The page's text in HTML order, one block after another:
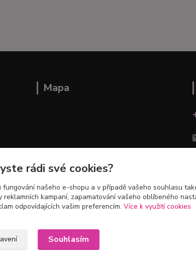
Mapa
rádi své cookies?
našeho e-shopu a v případě vašeho souhlasu
kampaní, zapamatování vašeho oblíbeného
odpovídajících vašim preferencím. Více k využití cookies
Souhlasím